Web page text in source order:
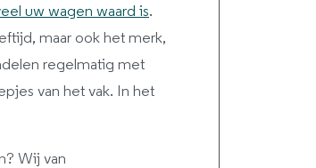
uw wagen waard is.
maar ook het merk,
regelmatig met
van het vak. In het
Wij van